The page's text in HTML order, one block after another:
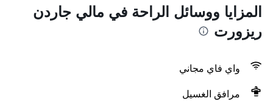
المزايا ووسائل الراحة في مالي جاردن
ريزورت
واي فاي مجاني
مرافق الغسيل